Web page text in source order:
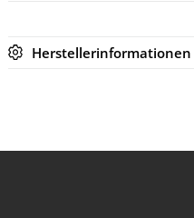
Abtönen anderer Pigmente.
Herstellerinformationen